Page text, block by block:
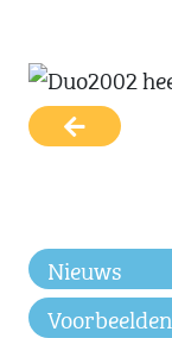
Nieuws
Voorbeelden